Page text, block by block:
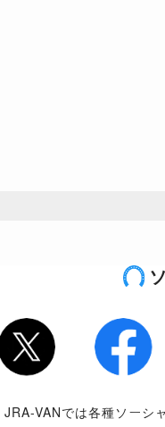
Twitter Facebook
JRA-VANでは各種ソーシ